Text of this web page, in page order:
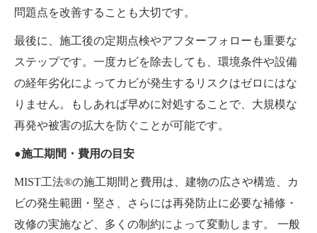
問題点を改善することも大切です。
最後に、施工後の定期点検やアフターフォローも重要な
ステップです。一度カビを除去しても、環境条件や設備
の経年劣化によってカビが発生するリスクはゼロにはな
りません。もしあれば早めに対処することで、大規模な
再発や被害の拡大を防ぐことが可能です。
●施工期間・費用の目安
MIST工法®の施工期間と費用は、建物の広さや構造、カ
ビの発生範囲・堅さ、さらには再発防止に必要な補修・
改修の実施など、多くの制約によって変動します。 一般